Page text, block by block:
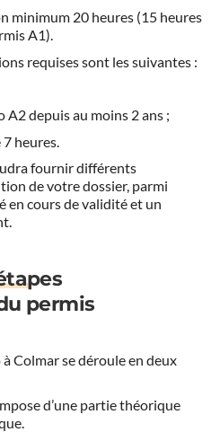
minimum 20 heures (15 heures
A1).
requises sont les suivantes :
A2 depuis au moins 2 ans ;
heures.
fournir différents
de votre dossier, parmi
en cours de validité et un
permis
Colmar se déroule en deux
d’une partie théorique